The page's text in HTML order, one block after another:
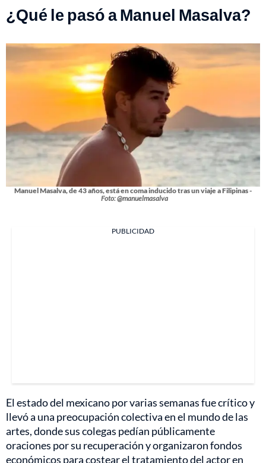
¿Qué le pasó a Manuel Masalva?
Manuel Masalva, de 43 años, está en coma inducido tras un viaje a Filipinas -
Foto: @manuelmasalva
PUBLICIDAD
El estado del mexicano por varias semanas fue crítico y
llevó a una preocupación colectiva en el mundo de las
artes, donde sus colegas pedían públicamente
oraciones por su recuperación y organizaron fondos
económicos para costear el tratamiento del actor en